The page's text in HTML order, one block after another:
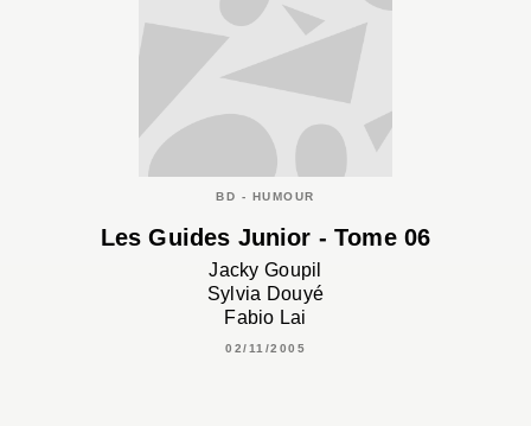
BD - HUMOUR
Les Guides Junior - Tome 06
Jacky Goupil
Sylvia Douyé
Fabio Lai
02/11/2005